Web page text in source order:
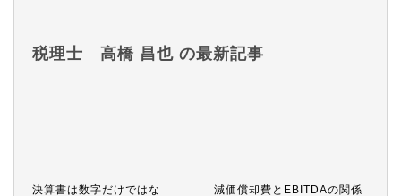
税理士 高橋 昌也 の最新記事
決算書は数字だけではな
減価償却費とEBITDAの関係